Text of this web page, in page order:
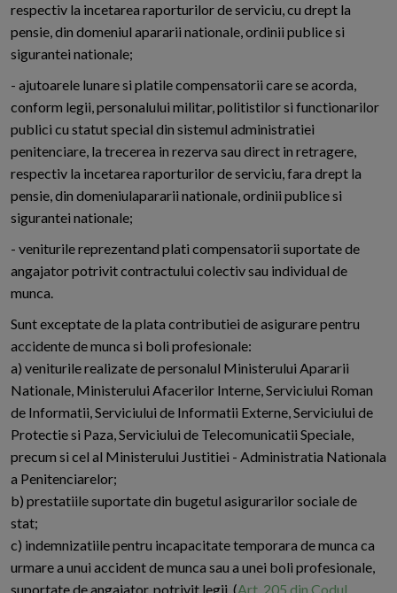
respectiv la incetarea raporturilor de serviciu, cu drept la
pensie, din domeniul apararii nationale, ordinii publice si
sigurantei nationale;
- ajutoarele lunare si platile compensatorii care se acorda,
conform legii, personalului militar, politistilor si functionarilor
publici cu statut special din sistemul administratiei
penitenciare, la trecerea in rezerva sau direct in retragere,
respectiv la incetarea raporturilor de serviciu, fara drept la
pensie, din domeniulapararii nationale, ordinii publice si
sigurantei nationale;
- veniturile reprezentand plati compensatorii suportate de
angajator potrivit contractului colectiv sau individual de
munca.
Sunt exceptate de la plata contributiei de asigurare pentru
accidente de munca si boli profesionale:
a) veniturile realizate de personalul Ministerului Apararii
Nationale, Ministerului Afacerilor Interne, Serviciului Roman
de Informatii, Serviciului de Informatii Externe, Serviciului de
Protectie si Paza, Serviciului de Telecomunicatii Speciale,
precum si cel al Ministerului Justitiei - Administratia Nationala
a Penitenciarelor;
b) prestatiile suportate din bugetul asigurarilor sociale de
stat;
c) indemnizatiile pentru incapacitate temporara de munca ca
urmare a unui accident de munca sau a unei boli profesionale,
suportate de angajator, potrivit legii. (Art. 205 din Codul